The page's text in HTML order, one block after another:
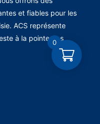
et fiables pour les
ACS représente
à la pointe des
0